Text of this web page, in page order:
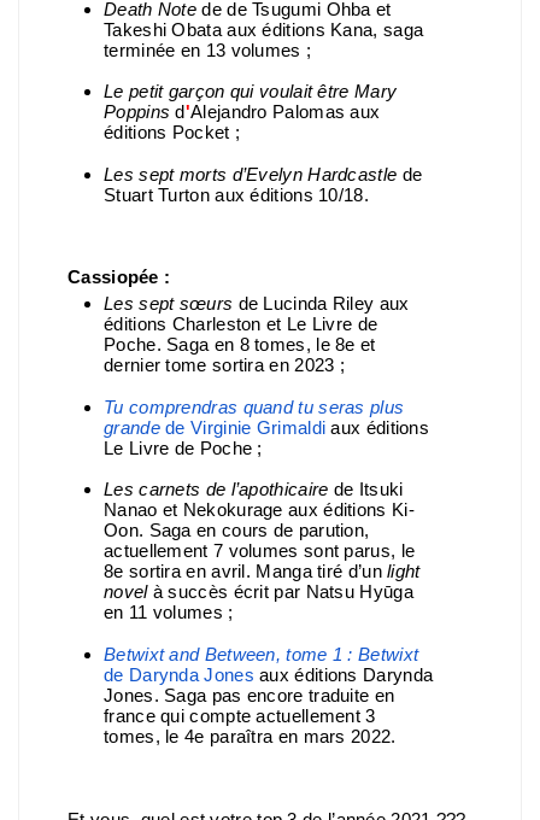
Death Note de de Tsugumi Ohba et
Takeshi Obata aux éditions Kana, saga
terminée en 13 volumes ;
Le petit garçon qui voulait être Mary
Poppins d'Alejandro Palomas aux
éditions Pocket ;
Les sept morts d’Evelyn Hardcastle de
Stuart Turton aux éditions 10/18.
Cassiopée :
Les sept sœurs de Lucinda Riley aux
éditions Charleston et Le Livre de
Poche. Saga en 8 tomes, le 8e et
dernier tome sortira en 2023 ;
Tu comprendras quand tu seras plus
grandede Virginie Grimaldiaux éditions
Le Livre de Poche ;
Les carnets de l’apothicaire de Itsuki
Nanao et Nekokurage aux éditions Ki-
Oon. Saga en cours de parution,
actuellement 7 volumes sont parus, le
8e sortira en avril. Manga tiré d’unlight
novel à succès écrit par Natsu Hyūga
en 11 volumes ;
Betwixt and Between, tome 1 : Betwixt
de Darynda Jones aux éditions Darynda
Jones. Saga pas encore traduite en
france qui compte actuellement 3
tomes, le 4e paraîtra en mars 2022.